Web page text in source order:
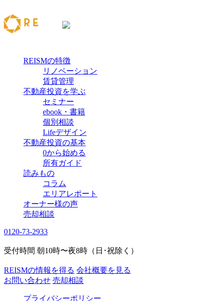
REISMの特徴
リノベーション
賃貸管理
不動産投資を学ぶ
セミナー
ebook・書籍
個別相談
Lifeデザイン
不動産投資の基本
0から始める
所有ガイド
読みもの
コラム
エリアレポート
オーナー様の声
売却相談
0120-73-2933
受付時間 朝10時〜夜8時（日･祝除く）
REISMの情報を得る 会社概要を見る
お問い合わせ 売却相談
プライバシーポリシー